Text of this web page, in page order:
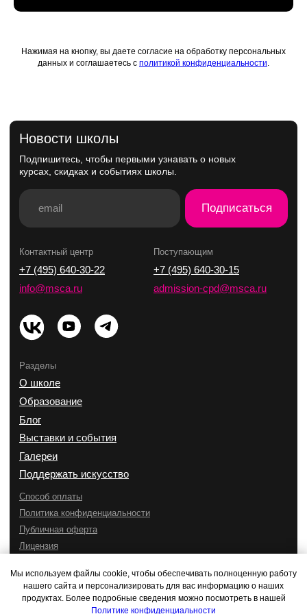
Мы используем файлы cookie, чтобы обеспечивать полноценную работу
нашего сайта и персонализировать для вас информацию о наших
продуктах. Более подробные сведения можно посмотреть в нашей
Политике конфиденциальности
Нажимая на кнопку, вы даете согласие на обработку персональных
данных и соглашаетесь с политикой конфиденциальности